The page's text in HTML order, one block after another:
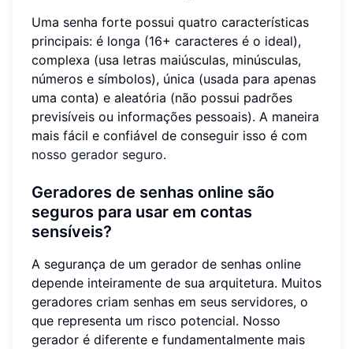
Uma senha forte possui quatro características
principais: é longa (16+ caracteres é o ideal),
complexa (usa letras maiúsculas, minúsculas,
números e símbolos), única (usada para apenas
uma conta) e aleatória (não possui padrões
previsíveis ou informações pessoais). A maneira
mais fácil e confiável de conseguir isso é com
nosso gerador seguro.
Geradores de senhas online são
seguros para usar em contas
sensíveis?
A segurança de um gerador de senhas online
depende inteiramente de sua arquitetura. Muitos
geradores criam senhas em seus servidores, o
que representa um risco potencial. Nosso
gerador é diferente e fundamentalmente mais